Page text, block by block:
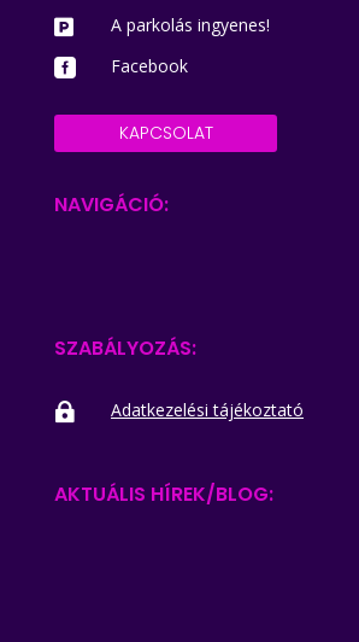
 A parkolás ingyenes!
 Facebook
KAPCSOLAT
NAVIGÁCIÓ:
SZABÁLYOZÁS:
 Adatkezelési tájékoztató
AKTUÁLIS HÍREK/BLOG: